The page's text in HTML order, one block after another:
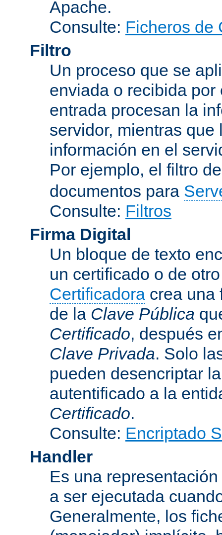
Apache.
Consulte: Ficheros de
Filtro
Un proceso que se
enviada o recibida
entrada procesan la
servidor, mientras
información en el
Por ejemplo, el filtro
documentos para
Consulte: Filtros
Firma Digital
Un bloque de texto
un certificado o de
Certificadora crea una
de la Clave Pública
Certificado, después
Clave Privada. Solo
pueden desencriptar
autentificado a la
Certificado.
Consulte: Encriptado
Handler
Es una
a ser ejecutada
Generalmente, los